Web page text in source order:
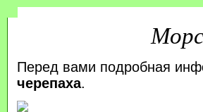
Перед вами подробная
черепаха.